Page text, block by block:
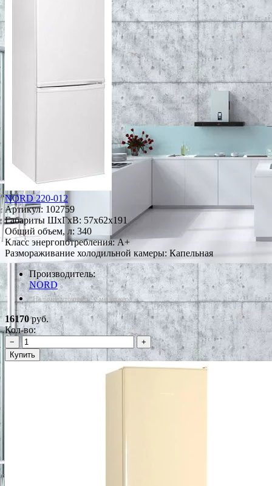
NORD 220-012
Артикул: 102759
Габариты ШxГxВ: 57x62x191
Общий объем, л: 340
Класс энергопотребления: A+
Размораживание холодильной камеры: Капельная
Производитель:
NORD
*Наличие уточняйте у менеджера
16170руб.
Кол-во:
−
+
Купить